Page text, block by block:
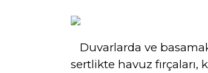
Duvarlarda ve
sertlikte havuz